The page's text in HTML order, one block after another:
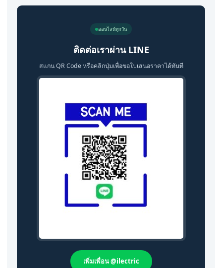
ออนไลน์ทุกวัน
ติดต่อเราผ่าน LINE
สแกน QR Code หรือคลิกปุ่มเพื่อขอใบเสนอราคาได้ทันที
เพิ่มเพื่อน @ilectric